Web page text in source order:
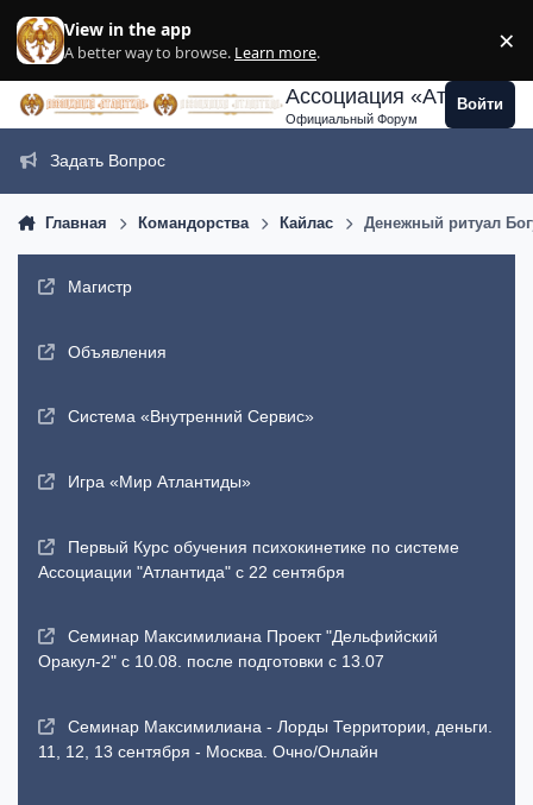
View in the app
A better way to browse. Learn more. ×
Ассоциация
Официальный Форум
Войти
Задать Вопрос
Главная Командорства Кайлас Денежный ритуал
Магистр
Объявления
Система «Внутренний Сервис»
Игра «Мир Атлантиды»
Первый Курс обучения психокинетике по системе
Ассоциации "Атлантида" с 22 сентября
Семинар Максимилиана Проект "Дельфийский
Оракул-2" с 10.08. после подготовки с 13.07
Семинар Максимилиана - Лорды Территории, деньги.
11, 12, 13 сентября - Москва. Очно/Онлайн